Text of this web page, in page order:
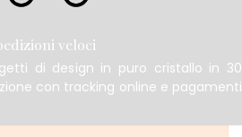
veloci
di design in puro cristallo in 30
con tracking online e pagamenti